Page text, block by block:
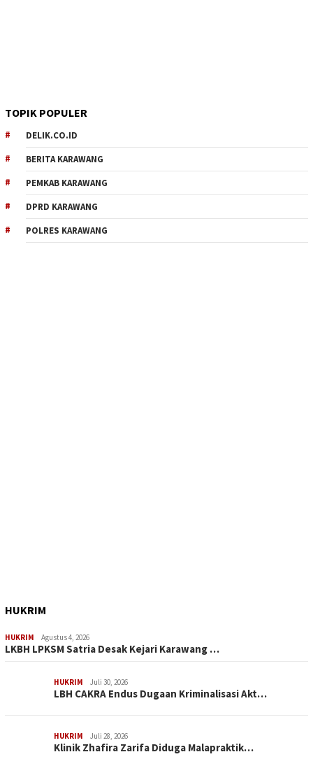
TOPIK POPULER
DELIK.CO.ID
BERITA KARAWANG
PEMKAB KARAWANG
DPRD KARAWANG
POLRES KARAWANG
HUKRIM
HUKRIM Agustus 4, 2026
LKBH LPKSM Satria Desak Kejari Karawang …
HUKRIM Juli 30, 2026
LBH CAKRA Endus Dugaan Kriminalisasi Akt…
HUKRIM Juli 28, 2026
Klinik Zhafira Zarifa Diduga Malapraktik…